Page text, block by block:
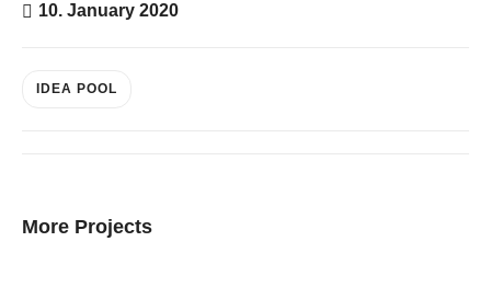
10. January 2020
IDEA POOL
More Projects